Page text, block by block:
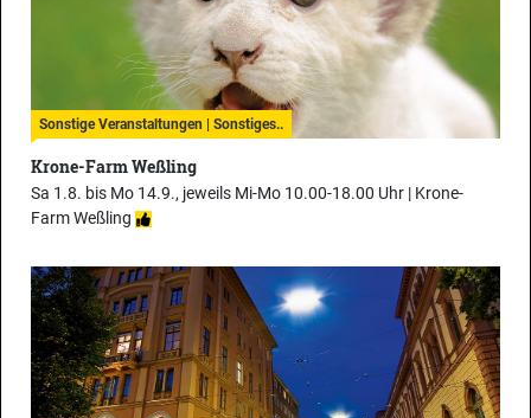
Sonstige Veranstaltungen | Sonstiges..
Krone-Farm Weßling
Sa 1.8. bis Mo 14.9., jeweils Mi-Mo 10.00-18.00 Uhr | Krone-
Farm Weßling